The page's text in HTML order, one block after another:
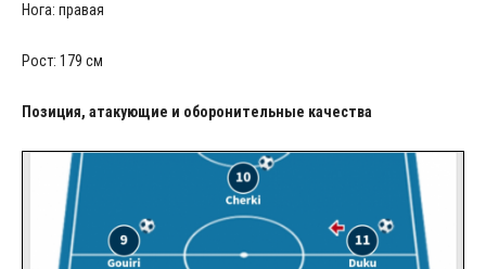
Нога: правая
Рост: 179 см
Позиция, атакующие и оборонительные качества